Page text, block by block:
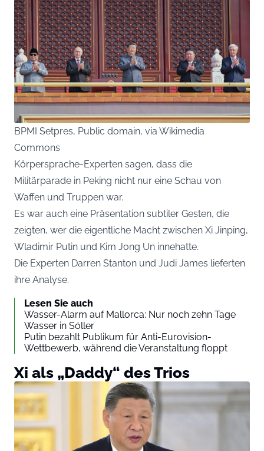
BPMI Setpres, Public domain, via Wikimedia
Commons
Körpersprache-Experten sagen, dass die
Militärparade in Peking nicht nur eine Schau von
Waffen und Truppen war.
Es war auch eine Präsentation subtiler Gesten, die
zeigten, wer die eigentliche Macht zwischen Xi Jinping,
Wladimir Putin und Kim Jong Un innehatte.
Die Experten Darren Stanton und Judi James lieferten
ihre Analyse.
Lesen Sie auch
Wasser-Alarm auf Mallorca: Nur noch zehn Tage
Wasser in Sóller
Putin bezahlt Publikum für Anti-Eurovision-
Wettbewerb, während die Veranstaltung floppt
Xi als „Daddy“ des Trios